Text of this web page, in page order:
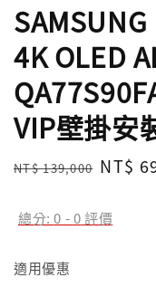
4K OLED
VIP壁掛安
Regular
NT$ 139,000 Sale
NT$
總分:0 -0評價
適用優惠